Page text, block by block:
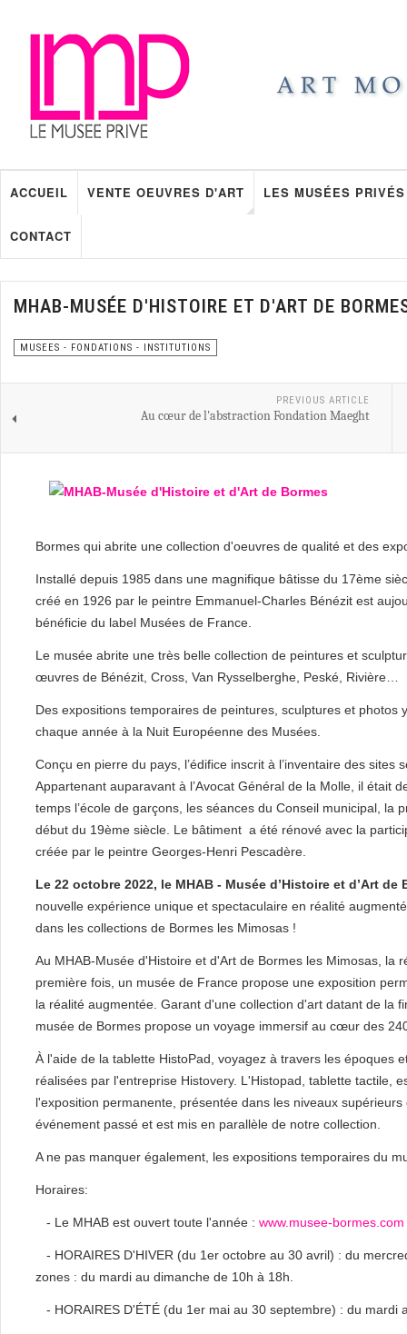
ACCUEIL VENTE OEUVRES D'ART LES MUSÉES PRIVÉS
CONTACT
MHAB-MUSÉE D'HISTOIRE ET D'ART DE
MUSEES - FONDATIONS - INSTITUTIONS
PREVIOUS ARTICLE
Au cœur de l'abstraction Fondation Maeght
Bormes qui abrite une collection d'oeuvres de qualité et des
Installé depuis 1985 dans une magnifique bâtisse du 17ème
créé en 1926 par le peintre Emmanuel-Charles Bénézit est
bénéficie du label Musées de France.
Le musée abrite une très belle collection de peintures et
œuvres de Bénézit, Cross, Van Rysselberghe, Peské, Rivière…
Des expositions temporaires de peintures, sculptures et photos
chaque année à la Nuit Européenne des Musées.
Conçu en pierre du pays, l’édifice inscrit à l’inventaire des
Appartenant auparavant à l’Avocat Général de la Molle, il était
temps l’école de garçons, les séances du Conseil municipal,
début du 19ème siècle. Le bâtiment a été rénové avec la
créée par le peintre Georges-Henri Pescadère.
Le 22 octobre 2022, le MHAB - Musée d’Histoire et d’Art
nouvelle expérience unique et spectaculaire en réalité
dans les collections de Bormes les Mimosas !
Au MHAB-Musée d'Histoire et d'Art de Bormes les Mimosas, la
première fois, un musée de France propose une exposition
la réalité augmentée. Garant d'une collection d'art datant de la
musée de Bormes propose un voyage immersif au cœur des
À l'aide de la tablette HistoPad, voyagez à travers les époques
réalisées par l'entreprise Histovery. L'Histopad, tablette tactile,
l'exposition permanente, présentée dans les niveaux
événement passé et est mis en parallèle de notre collection.
A ne pas manquer également, les expositions temporaires du
Horaires:
- Le MHAB est ouvert toute l'année : www.musee-bormes.com
- HORAIRES D'HIVER (du 1er octobre au 30 avril) : du
zones : du mardi au dimanche de 10h à 18h.
- HORAIRES D'ÉTÉ (du 1er mai au 30 septembre) : du mardi